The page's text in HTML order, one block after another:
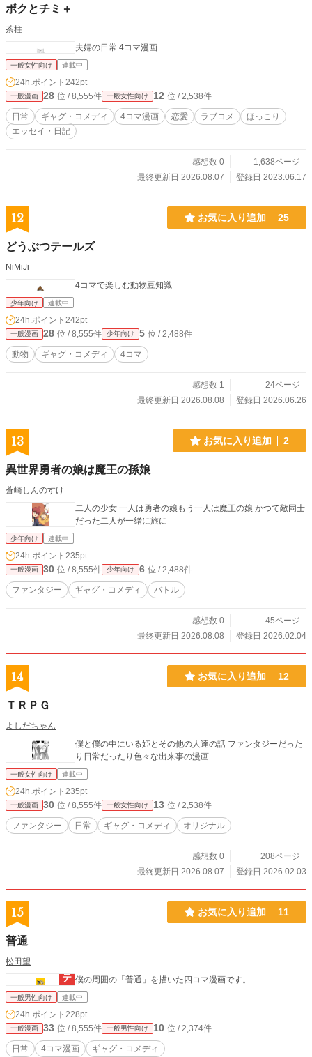
ボクとチミ＋
茶柱
夫婦の日常 4コマ漫画
一般女性向け 連載中
24h.ポイント 242pt
一般漫画 28 位 / 8,555件 一般女性向け 12 位 / 2,538件
日常 ギャグ・コメディ 4コマ漫画 恋愛 ラブコメ
ほっこり
エッセイ・日記
感想数 0
1,638ページ
最終更新日 2026.08.07
登録日 2023.06.17
12 お気に入り追加 25
どうぶつテールズ
NiMiJi
4コマで楽しむ動物豆知識
少年向け 連載中
24h.ポイント 242pt
一般漫画 28 位 / 8,555件 少年向け 5 位 / 2,488件
動物 ギャグ・コメディ 4コマ
感想数 1
24ページ
最終更新日 2026.08.08
登録日 2026.06.26
13 お気に入り追加 2
異世界勇者の娘は魔王の孫娘
蒼崎しんのすけ
二人の少女 一人は勇者の娘もう一人は魔王の娘 かつて敵同士
だった二人が一緒に旅に
少年向け 連載中
24h.ポイント 235pt
一般漫画 30 位 / 8,555件 少年向け 6 位 / 2,488件
ファンタジー ギャグ・コメディ バトル
感想数 0
45ページ
最終更新日 2026.08.08
登録日 2026.02.04
14 お気に入り追加 12
ＴＲＰＧ
よしだちゃん
僕と僕の中にいる姫とその他の人達の話 ファンタジーだった
り日常だったり色々な出来事の漫画
一般女性向け 連載中
24h.ポイント 235pt
一般漫画 30 位 / 8,555件 一般女性向け 13 位 / 2,538件
ファンタジー 日常 ギャグ・コメディ オリジナル
感想数 0
208ページ
最終更新日 2026.08.07
登録日 2026.02.03
15 お気に入り追加 11
普通
松田望
僕の周囲の「普通」を描いた四コマ漫画です。
一般男性向け 連載中
24h.ポイント 228pt
一般漫画 33 位 / 8,555件 一般男性向け 10 位 / 2,374件
日常 4コマ漫画 ギャグ・コメディ